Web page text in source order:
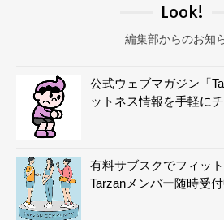
Look!
編集部からのお知
公式ウェブマガジン「
ットネス情報を手軽に
有料サブスクでフィッ
Tarzanメンバー随時受